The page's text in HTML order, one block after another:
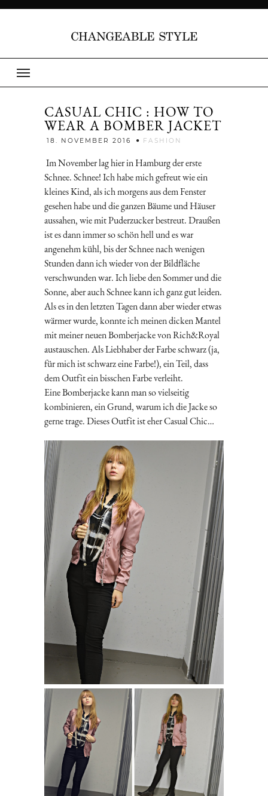
CASUAL CHIC : HOW TO
WEAR A BOMBER JACKET
18. NOVEMBER 2016 FASHION
Im November lag hier in Hamburg der erste
Schnee. Schnee! Ich habe mich gefreut wie ein
kleines Kind, als ich morgens aus dem Fenster
gesehen habe und die ganzen Bäume und Häuser
aussahen, wie mit Puderzucker bestreut. Draußen
ist es dann immer so schön hell und es war
angenehm kühl, bis der Schnee nach wenigen
Stunden dann ich wieder von der Bildfläche
verschwunden war. Ich liebe den Sommer und die
Sonne, aber auch Schnee kann ich ganz gut leiden.
Als es in den letzten Tagen dann aber wieder etwas
wärmer wurde, konnte ich meinen dicken Mantel
mit meiner neuen Bomberjacke von Rich&Royal
austauschen. Als Liebhaber der Farbe schwarz (ja,
für mich ist schwarz eine Farbe!), ein Teil, dass
dem Outfit ein bisschen Farbe verleiht.
Eine Bomberjacke kann man so vielseitig
kombinieren, ein Grund, warum ich die Jacke so
gerne trage. Dieses Outfit ist eher Casual Chic…